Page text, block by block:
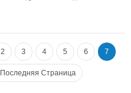
2 3 4 5 6 7
Последняя Страница